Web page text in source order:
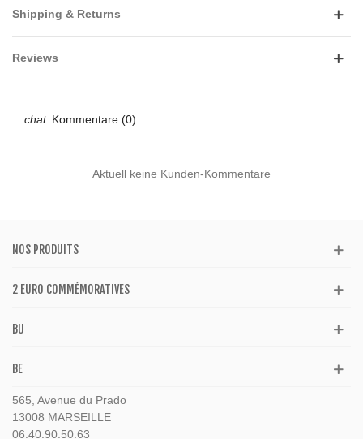
Shipping & Returns
Reviews
Kommentare (0)
Aktuell keine Kunden-Kommentare
NOS PRODUITS
2 EURO COMMÉMORATIVES
BU
BE
565, Avenue du Prado
13008 MARSEILLE
06.40.90.50.63